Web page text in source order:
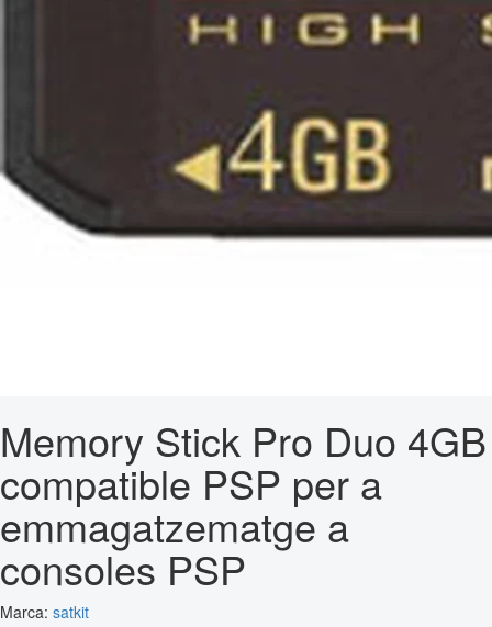
Memory Stick Pro Duo 4GB
compatible PSP per a
emmagatzematge a
consoles PSP
Marca: satkit